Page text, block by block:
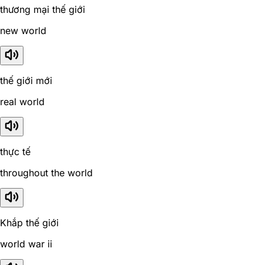
thương mại thế giới
new world
thế giới mới
real world
thực tế
throughout the world
Khắp thế giới
world war ii